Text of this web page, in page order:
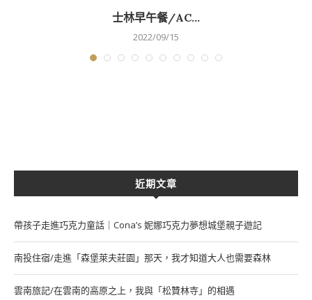
士林早午餐/AC...
2022/09/15
近期文章
帶孩子走進巧克力童話｜Cona’s 妮娜巧克力夢想城堡親子遊記
南投住宿/走進「森堡萊夫莊園」那天，我才知道大人也需要森林
雲南旅記/在雲南的高原之上，我與「松贊林寺」的相遇